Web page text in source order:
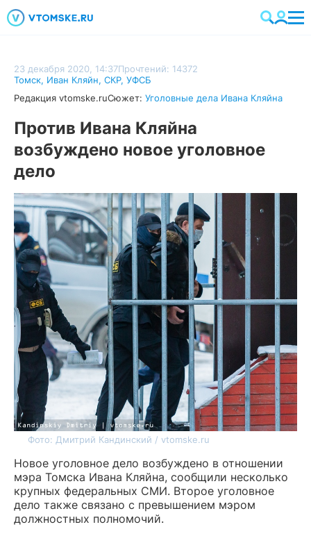
23 декабря 2020, 14:37Прочтений: 14372
Томск, Иван Кляйн, СКР, УФСБ
Редакция vtomske.ruСюжет: Уголовные дела Ивана Кляйна
Против Ивана Кляйна
возбуждено новое уголовное
дело
Фото: Дмитрий Кандинский / vtomske.ru
Новое уголовное дело возбуждено в отношении
мэра Томска Ивана Кляйна, сообщили несколько
крупных федеральных СМИ. Второе уголовное
дело также связано с превышением мэром
должностных полномочий.